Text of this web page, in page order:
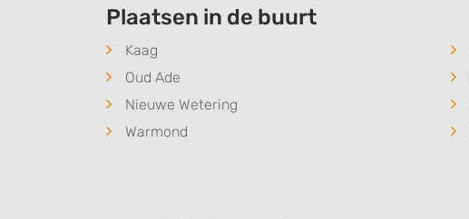
Plaatsen in de buurt
Kaag
Oud Ade
Nieuwe Wetering
Warmond